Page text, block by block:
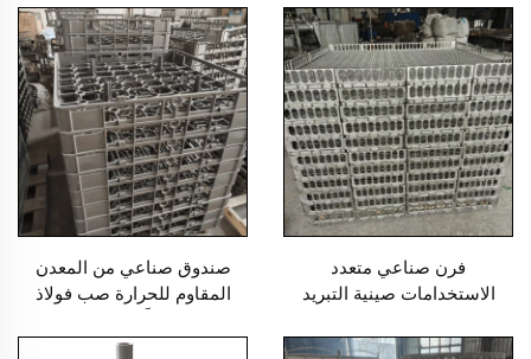
فرن صناعي متعدد
الاستخدامات صينية التبريد
صندوق صناعي من المعدن
المقاوم للحرارة صب فولاذ
صب مقاوم للحرارة